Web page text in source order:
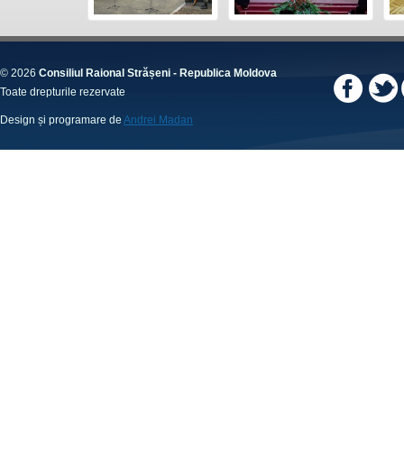
© 2026 Consiliul Raional Strășeni - Republica Moldova
Toate drepturile rezervate
Design și programare de Andrei Madan